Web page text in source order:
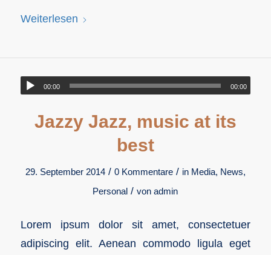
Weiterlesen
00:00 00:00
Jazzy Jazz, music at its
best
29. September 2014 / 0 Kommentare / in Media, News,
Personal / vonadmin
Lorem ipsum dolor sit amet, consectetuer
adipiscing elit. Aenean commodo ligula eget